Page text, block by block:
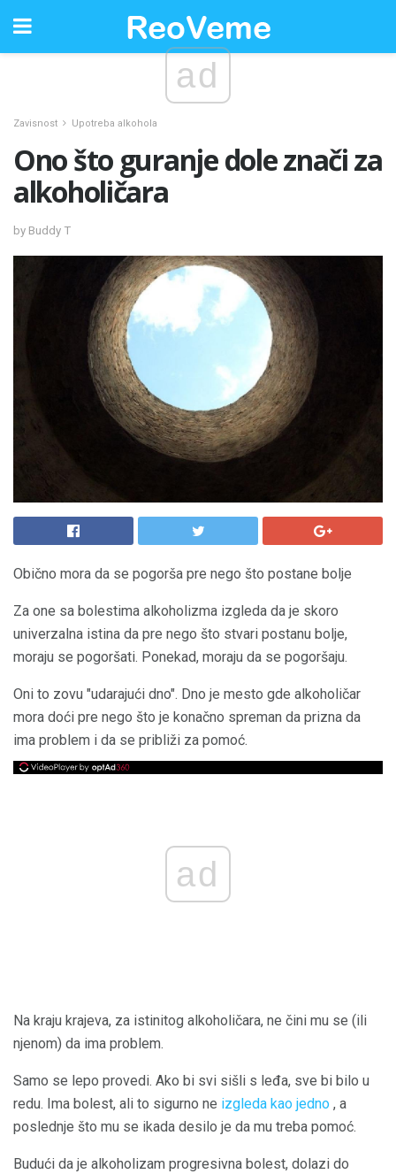
ad
Zavisnost Upotreba alkohola
Ono što guranje dole znači za
alkoholičara
by Buddy T
Obično mora da se pogorša pre nego što postane bolje
Za one sa bolestima alkoholizma izgleda da je skoro
univerzalna istina da pre nego što stvari postanu bolje,
moraju se pogoršati. Ponekad, moraju da se pogoršaju.
Oni to zovu "udarajući dno". Dno je mesto gde alkoholičar
mora doći pre nego što je konačno spreman da prizna da
ima problem i da se približi za pomoć.
ad
Na kraju krajeva, za istinitog alkoholičara, ne čini mu se (ili
njenom) da ima problem.
Samo se lepo provedi. Ako bi svi sišli s leđa, sve bi bilo u
redu. Ima bolest, ali to sigurno ne izgleda kao jedno , a
poslednje što mu se ikada desilo je da mu treba pomoć.
Budući da je alkoholizam progresivna bolest, dolazi do